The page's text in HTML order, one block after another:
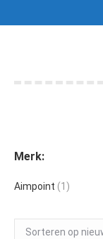
Merk:
Aimpoint (1)